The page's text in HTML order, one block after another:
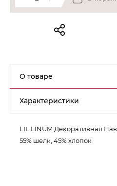
Обратная связь
О товаре
Характеристики
LIL LINUM Декоративная
55% шелк, 45% хлопок